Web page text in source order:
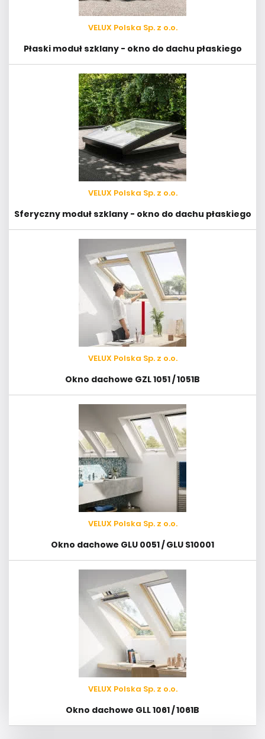
VELUX Polska Sp. z o.o.
Płaski moduł szklany - okno do dachu płaskiego
VELUX Polska Sp. z o.o.
Sferyczny moduł szklany - okno do dachu płaskiego
VELUX Polska Sp. z o.o.
Okno dachowe GZL 1051 / 1051B
VELUX Polska Sp. z o.o.
Okno dachowe GLU 0051 / GLU S10001
VELUX Polska Sp. z o.o.
Okno dachowe GLL 1061 / 1061B